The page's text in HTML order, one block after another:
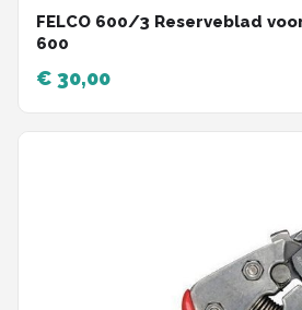
FELCO 600/3 Reserveblad
600
€ 30,00